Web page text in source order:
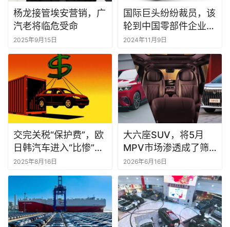
杨龙接管埃安营销，广
汽老将临危受命
2025年9月15日
国际巨头纷纷裁员，该
轮到中国零部件企业超
车了？
2024年11月9日
交完关税“保护费”，欧
日韩汽车进入“比惨”模
式
2025年8月16日
大六座SUV，将5月
MPV市场渗透成了筛
子？丨一句话点评
2026年6月16日